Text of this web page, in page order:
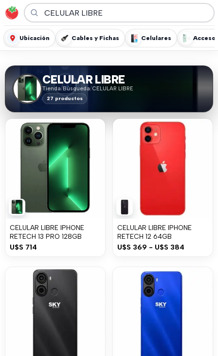
Ubicación Cables y Fichas Celulares
CELULAR LIBRE
Tienda/Búsqueda/CELULAR LIBRE
27 productos
CELULAR LIBRE IPHONE
RETECH 13 PRO 128GB
U$S 714
CELULAR LIBRE IPHONE
RETECH 12 64GB
U$S 369 - U$S 384